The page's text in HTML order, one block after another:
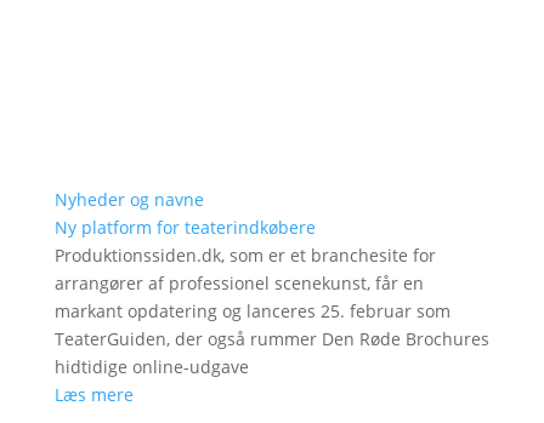
Nyheder og navne
Ny platform for teaterindkøbere
Produktionssiden.dk, som er et branchesite for
arrangører af professionel scenekunst, får en
markant opdatering og lanceres 25. februar som
TeaterGuiden, der også rummer Den Røde Brochures
hidtidige online-udgave
Læs mere